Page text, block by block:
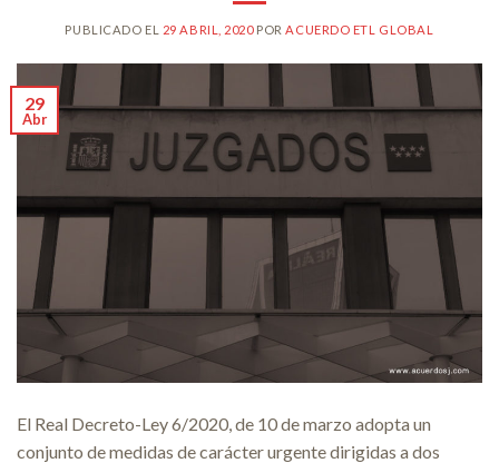
PUBLICADO EL 29 ABRIL, 2020PORACUERDO ETL GLOBAL
29
Abr
El Real Decreto-Ley 6/2020, de 10 de marzo adopta un
conjunto de medidas de carácter urgente dirigidas a dos